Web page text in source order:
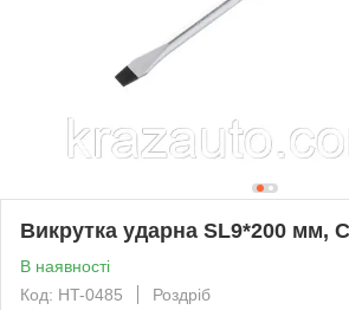
Викрутка ударна SL9*200 мм,
В наявності
Код: HT-0485
Роздріб